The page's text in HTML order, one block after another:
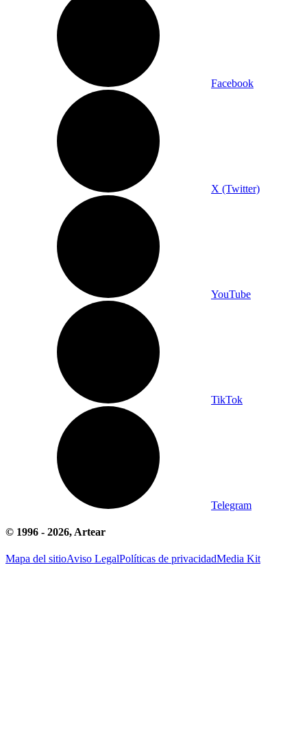
Facebook
X (Twitter)
YouTube
TikTok
Telegram
© 1996 - 2026, Artear
Mapa del sitioAviso LegalPolíticas de privacidadMedia Kit